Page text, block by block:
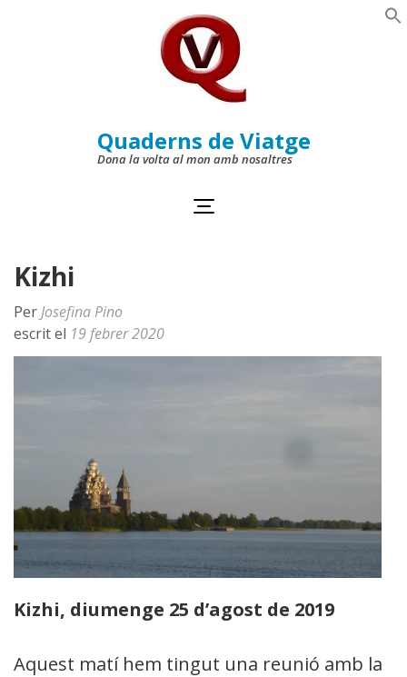
Quaderns de Viatge
Dona la volta al mon amb nosaltres
Kizhi
Per Josefina Pino
escrit el 19 febrer 2020
Kizhi, diumenge 25 d’agost de 2019
Aquest matí hem tingut una reunió amb la